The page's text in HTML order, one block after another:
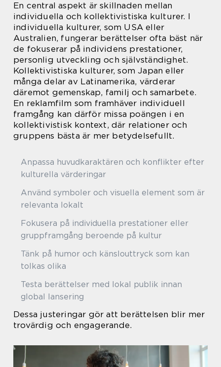
En central aspekt är skillnaden mellan
individuella och kollektivistiska kulturer. I
individuella kulturer, som USA eller
Australien, fungerar berättelser ofta bäst när
de fokuserar på individens prestationer,
personlig utveckling och självständighet.
Kollektivistiska kulturer, som Japan eller
många delar av Latinamerika, värderar
däremot gemenskap, familj och samarbete.
En reklamfilm som framhäver individuell
framgång kan därför missa poängen i en
kollektivistisk kontext, där relationer och
gruppens bästa är mer betydelsefullt.
Anpassa huvudkaraktären och konflikter efter
kulturella värderingar
Använd symboler och visuella element som är
relevanta lokalt
Fokusera på individuella prestationer eller
gruppframgång beroende på kultur
Tänk på humor och känslouttryck som kan
tolkas olika
Testa berättelser med lokal publik innan
global lansering
Dessa justeringar gör att berättelsen blir mer
trovärdig och engagerande.